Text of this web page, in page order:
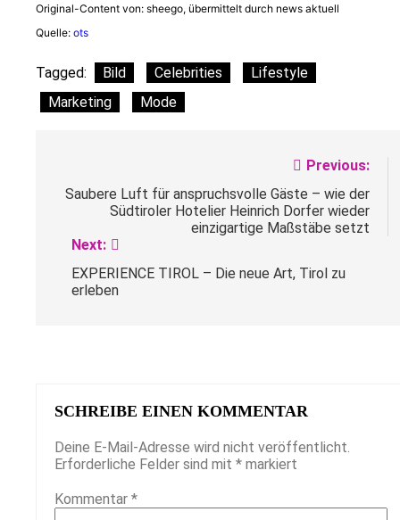
Original-Content von: sheego, übermittelt durch news aktuell
Quelle: ots
Tagged: Bild Celebrities
Lifestyle
Marketing
Mode
Previous:
Saubere Luft für anspruchsvolle Gäste – wie der
Südtiroler Hotelier Heinrich Dorfer wieder
einzigartige Maßstäbe setzt
Next:
EXPERIENCE TIROL – Die neue Art, Tirol zu
erleben
SCHREIBE EINEN KOMMENTAR
Deine E-Mail-Adresse wird nicht veröffentlicht.
Erforderliche Felder sind mit * markiert
Kommentar *